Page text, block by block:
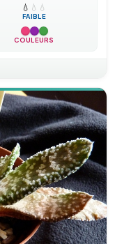
💧 💧 💧
FAIBLE
COULEURS